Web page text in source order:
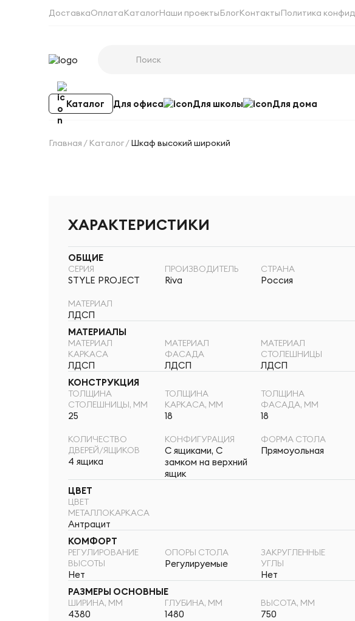
ДоставкаОплатаКаталогНаши проектыБлогКонтактыПолитика
Каталог Для офиса Для школы Для дома
Главная Каталог Шкаф высокий широкий
ХАРАКТЕРИСТИКИ
ОБЩИЕ
СЕРИЯ
STYLE PROJECT
ПРОИЗВОДИТЕЛЬ
Riva
СТРАНА
Россия
МАТЕРИАЛ
ЛДСП
МАТЕРИАЛЫ
МАТЕРИАЛ
КАРКАСА
ЛДСП
МАТЕРИАЛ
ФАСАДА
ЛДСП
МАТЕРИАЛ
СТОЛЕШНИЦЫ
ЛДСП
КОНСТРУКЦИЯ
ТОЛЩИНА
СТОЛЕШНИЦЫ, ММ
25
ТОЛЩИНА
КАРКАСА, ММ
18
ТОЛЩИНА
ФАСАДА, ММ
18
КОЛИЧЕСТВО
ДВЕРЕЙ/ЯЩИКОВ
4 ящика
КОНФИГУРАЦИЯ
С ящиками, С
замком на верхний
ящик
ФОРМА СТОЛА
Прямоуольная
ЦВЕТ
ЦВЕТ
МЕТАЛЛОКАРКАСА
Антрацит
КОМФОРТ
РЕГУЛИРОВАНИЕ
ВЫСОТЫ
Нет
ОПОРЫ СТОЛА
Регулируемые
ЗАКРУГЛЕННЫЕ
УГЛЫ
Нет
РАЗМЕРЫ ОСНОВНЫЕ
ШИРИНА, ММ
4380
ГЛУБИНА, ММ
1480
ВЫСОТА, ММ
750